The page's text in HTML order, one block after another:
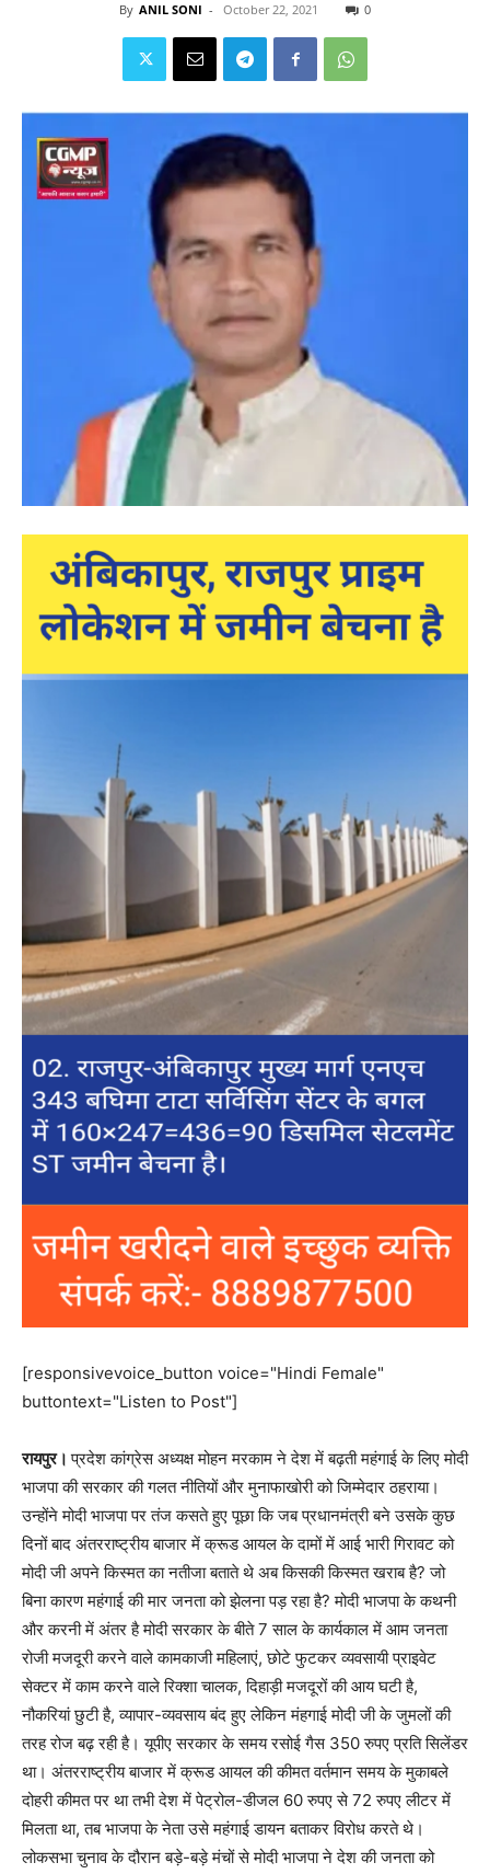
By ANIL SONI - October 22, 2021 0
[responsivevoice_button voice="Hindi Female"
buttontext="Listen to Post"]
रायपुर।प्रदेश कांग्रेस अध्यक्ष मोहन मरकाम ने देश में बढ़ती महंगाई के लिए मोदी
भाजपा की सरकार की गलत नीतियों और मुनाफाखोरी को जिम्मेदार ठहराया।
उन्होंने मोदी भाजपा पर तंज कसते हुए पूछा कि जब प्रधानमंत्री बने उसके कुछ
दिनों बाद अंतरराष्ट्रीय बाजार में क्रूड आयल के दामों में आई भारी गिरावट को
मोदी जी अपने किस्मत का नतीजा बताते थे अब किसकी किस्मत खराब है? जो
बिना कारण महंगाई की मार जनता को झेलना पड़ रहा है? मोदी भाजपा के कथनी
और करनी में अंतर है मोदी सरकार के बीते 7 साल के कार्यकाल में आम जनता
रोजी मजदूरी करने वाले कामकाजी महिलाएं, छोटे फुटकर व्यवसायी प्राइवेट
सेक्टर में काम करने वाले रिक्शा चालक, दिहाड़ी मजदूरों की आय घटी है,
नौकरियां छुटी है, व्यापार-व्यवसाय बंद हुए लेकिन मंहगाई मोदी जी के जुमलों की
तरह रोज बढ़ रही है। यूपीए सरकार के समय रसोई गैस 350 रुपए प्रति सिलेंडर
था। अंतरराष्ट्रीय बाजार में क्रूड आयल की कीमत वर्तमान समय के मुकाबले
दोहरी कीमत पर था तभी देश में पेट्रोल-डीजल 60 रुपए से 72 रुपए लीटर में
मिलता था, तब भाजपा के नेता उसे महंगाई डायन बताकर विरोध करते थे।
लोकसभा चुनाव के दौरान बड़े-बड़े मंचों से मोदी भाजपा ने देश की जनता को